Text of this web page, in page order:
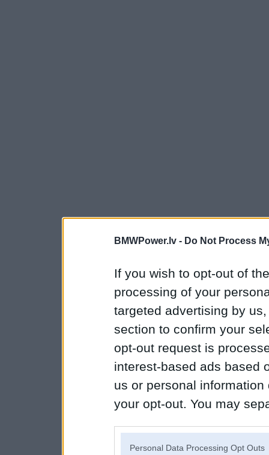
BMWPower.lv - Do Not Process
If you wish to opt-out of
processing of your
targeted advertising by
section to confirm your
opt-out request is
interest-based ads based
us or personal
your opt-out. You may
Personal Data Processing Opt Outs